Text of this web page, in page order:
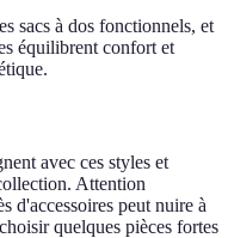
sacs à dos fonctionnels, et
équilibrent confort et
avec ces styles et
Attention
d'accessoires peut nuire à
quelques pièces fortes